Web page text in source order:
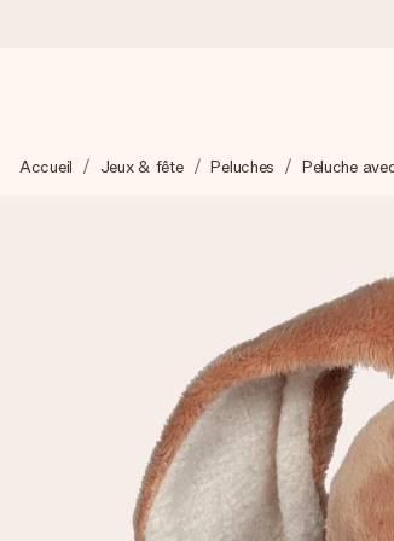
Nous préparons votre cadeau avec
4,8 (sur la base de +15 000 avis)
Nos cadeaux sont appréciés. Les clients
Carte de vœux gratuite
Créez quelque chose d’unique en
Accueil Jeux & fête Peluches Peluche